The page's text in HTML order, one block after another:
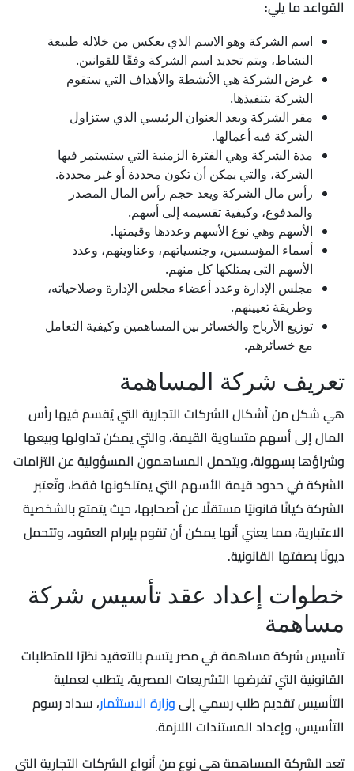
القواعد ما يلي:
اسم الشركة وهو الاسم الذي يعكس من خلاله طبيعة
النشاط، ويتم تحديد اسم الشركة وفقًا للقوانين.
غرض الشركة هي الأنشطة والأهداف التي ستقوم
الشركة بتنفيذها.
مقر الشركة ويعد العنوان الرئيسي الذي ستزاول
الشركة فيه أعمالها.
مدة الشركة وهي الفترة الزمنية التي ستستمر فيها
الشركة، والتي يمكن أن تكون محددة أو غير محددة.
رأس مال الشركة ويعد حجم رأس المال المصدر
والمدفوع، وكيفية تقسيمه إلى أسهم.
الأسهم وهي نوع الأسهم وعددها وقيمتها.
أسماء المؤسسين، وجنسياتهم، وعناوينهم، وعدد
الأسهم التى يمتلكها كل منهم.
مجلس الإدارة وعدد أعضاء مجلس الإدارة وصلاحياته،
وطريقة تعيينهم.
توزيع الأرباح والخسائر بين المساهمين وكيفية التعامل
مع خسائرهم.
تعريف شركة المساهمة
هي شكل من أشكال الشركات التجارية التي يُقسم فيها رأس
المال إلى أسهم متساوية القيمة، والتي يمكن تداولها وبيعها
وشراؤها بسهولة، ويتحمل المساهمون المسؤولية عن التزامات
الشركة في حدود قيمة الأسهم التي يمتلكونها فقط، وتُعتبر
الشركة كيانًا قانونيًا مستقلًا عن أصحابها، حيث يتمتع بالشخصية
الاعتبارية، مما يعني أنها يمكن أن تقوم بإبرام العقود، وتتحمل
ديونًا بصفتها القانونية.
خطوات إعداد عقد تأسيس شركة
مساهمة
تأسيس شركة مساهمة في مصر يتسم بالتعقيد نظرًا للمتطلبات
القانونية التي تفرضها التشريعات المصرية، يتطلب لعملية
التأسيس تقديم طلب رسمي إلىوزارة الاستثمار، سداد رسوم
التأسيس، وإعداد المستندات اللازمة.
تعد الشركة المساهمة هي نوع من أنواع الشركات التجارية التى